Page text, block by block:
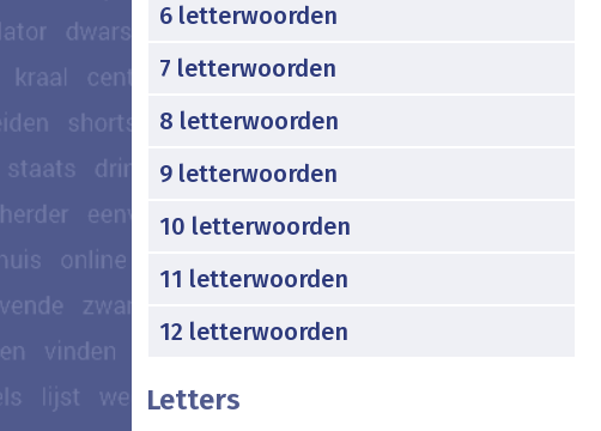
6 letterwoorden
7 letterwoorden
8 letterwoorden
9 letterwoorden
10 letterwoorden
11 letterwoorden
12 letterwoorden
Letters